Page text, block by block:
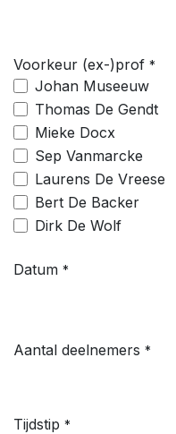
Voorkeur (ex-)prof *
Johan Museeuw
Thomas De Gendt
Mieke Docx
Sep Vanmarcke
Laurens De Vreese
Bert De Backer
Dirk De Wolf
Datum *
Aantal deelnemers *
Tijdstip *